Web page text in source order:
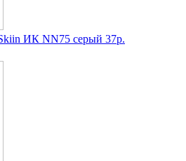
ИК NN75 серый 37р.